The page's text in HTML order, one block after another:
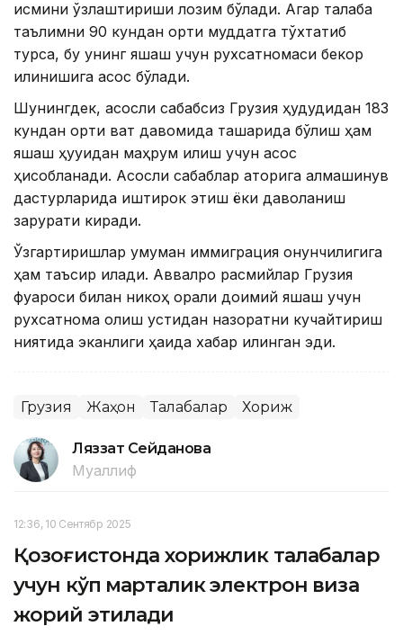
қисмини ўзлаштириши лозим бўлади. Агар талаба
таълимни 90 кундан ортиқ муддатга тўхтатиб
турса, бу унинг яшаш учун рухсатномаси бекор
қилинишига асос бўлади.
Шунингдек, асосли сабабсиз Грузия ҳудудидан 183
кундан ортиқ вақт давомида ташқарида бўлиш ҳам
яшаш ҳуқуқидан маҳрум қилиш учун асос
ҳисобланади. Асосли сабаблар қаторига алмашинув
дастурларида иштирок этиш ёки даволаниш
зарурати киради.
Ўзгартиришлар умуман иммиграция қонунчилигига
ҳам таъсир қилади. Аввалроқ расмийлар Грузия
фуқароси билан никоҳ орқали доимий яшаш учун
рухсатнома олиш устидан назоратни кучайтириш
ниятида эканлиги ҳақида хабар қилинган эди.
Грузия Жаҳон Талабалар Хориж
Ляззат Сейданова
Муаллиф
12:36, 10 Сентябр 2025
Қозоғистонда хорижлик талабалар
учун кўп марталик электрон виза
жорий этилади